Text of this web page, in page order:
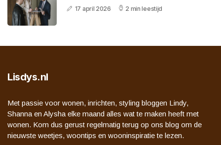
17 april 2026 2 min leestijd
Lisdys.nl
Met passie voor wonen, inrichten, styling bloggen Lindy,
Shanna en Alysha elke maand alles wat te maken heeft met
wonen. Kom dus gerust regelmatig terug op ons blog om de
nieuwste weetjes, woontips en wooninspiratie te lezen.